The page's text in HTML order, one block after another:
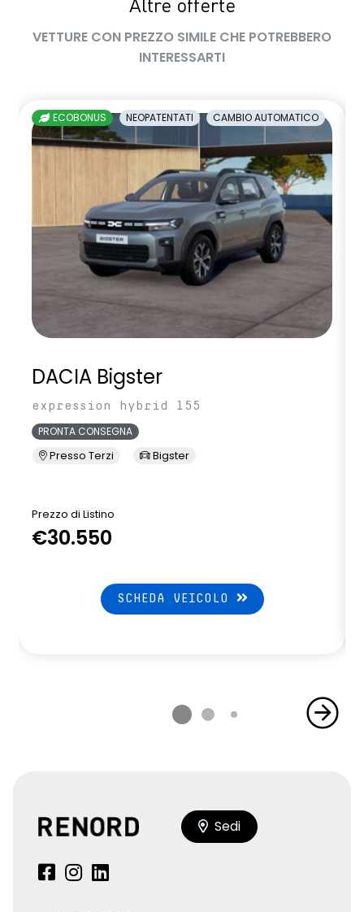
Altre offerte
VETTURE CON PREZZO SIMILE CHE POTREBBERO
INTERESSARTI
ECOBONUS NEOPATENTATI CAMBIO AUTOMATICO
DACIA Bigster
expression hybrid 155
PRONTA CONSEGNA
Presso Terzi Bigster
Prezzo di Listino
€30.550
SCHEDA VEICOLO
Sedi